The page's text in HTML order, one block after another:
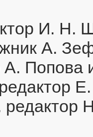
И. Н.
А.
А. Попова
редактор